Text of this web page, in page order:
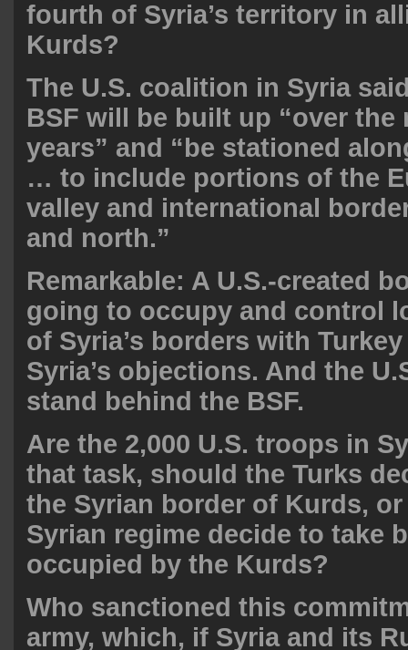
fourth of Syria’s territory in
Kurds?
The U.S. coalition in Syria
BSF will be built up “over the
years” and “be stationed
… to include portions of the
valley and international
and north.”
Remarkable: A U.S.-created
going to occupy and control
of Syria’s borders with
Syria’s objections. And the
stand behind the BSF.
Are the 2,000 U.S. troops in
that task, should the Turks
the Syrian border of Kurds,
Syrian regime decide to take
occupied by the Kurds?
Who sanctioned this
army, which, if Syria and its